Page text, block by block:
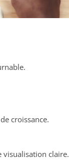
croissance.
claire.